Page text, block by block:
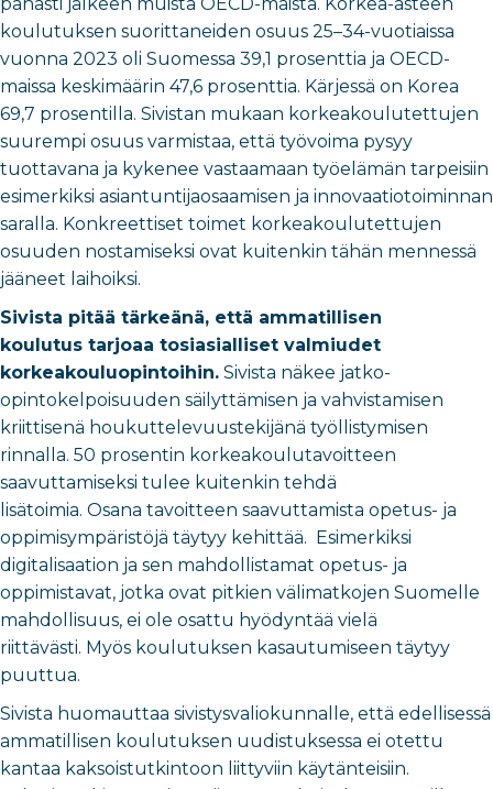
koulutuksen suorittaneiden osuus 25–34-vuotiaissa
vuonna 2023 oli Suomessa 39,1 prosenttia ja OECD-
maissa keskimäärin 47,6 prosenttia. Kärjessä on Korea
69,7 prosentilla. Sivistan mukaan korkeakoulutettujen
suurempi osuus varmistaa, että työvoima pysyy
tuottavana ja kykenee vastaamaan työelämän tarpeisiin
esimerkiksi asiantuntijaosaamisen ja innovaatiotoiminnan
saralla. Konkreettiset toimet korkeakoulutettujen
osuuden nostamiseksi ovat kuitenkin tähän mennessä
jääneet laihoiksi.
Sivista pitää tärkeänä, että ammatillisen
koulutus tarjoaa tosiasialliset valmiudet
korkeakouluopintoihin. Sivista näkee jatko-
opintokelpoisuuden säilyttämisen ja vahvistamisen
kriittisenä houkuttelevuustekijänä työllistymisen
rinnalla. 50 prosentin korkeakoulutavoitteen
saavuttamiseksi tulee kuitenkin tehdä
lisätoimia. Osana tavoitteen saavuttamista opetus- ja
oppimisympäristöjä täytyy kehittää. Esimerkiksi
digitalisaation ja sen mahdollistamat opetus- ja
oppimistavat, jotka ovat pitkien välimatkojen Suomelle
mahdollisuus, ei ole osattu hyödyntää vielä
riittävästi. Myös koulutuksen kasautumiseen täytyy
puuttua.
Sivista huomauttaa sivistysvaliokunnalle, että edellisessä
ammatillisen koulutuksen uudistuksessa ei otettu
kantaa kaksoistutkintoon liittyviin käytänteisiin.